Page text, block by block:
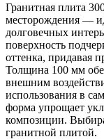
Гранитная плита
месторождения —
долговечных
поверхность
оттенка, придавая
Толщина 100 мм
внешним
использования в
форма упрощает
композиции.
гранитной плитой.